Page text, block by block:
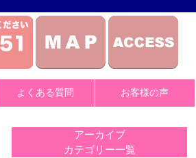
よくある質問 お客様の声
アーカイブ
カテゴリー一覧